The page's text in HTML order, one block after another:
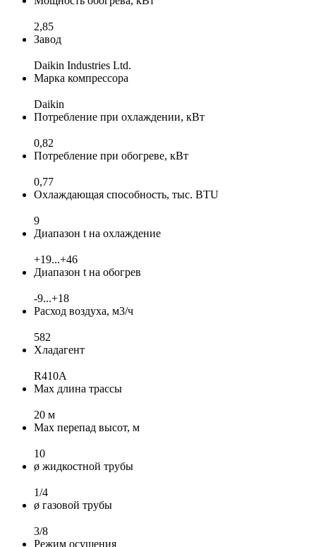
2,85
Завод
Daikin Industries Ltd.
Марка компрессора
Daikin
Потребление при охлаждении, кВт
0,82
Потребление при обогреве, кВт
0,77
Охлаждающая способность, тыс. BTU
9
Диапазон t на охлаждение
+19...+46
Диапазон t на обогрев
-9...+18
Расход воздуха, м3/ч
582
Хладагент
R410A
Max длина трассы
20 м
Max перепад высот, м
10
ø жидкостной трубы
1/4
ø газовой трубы
3/8
Режим осушения